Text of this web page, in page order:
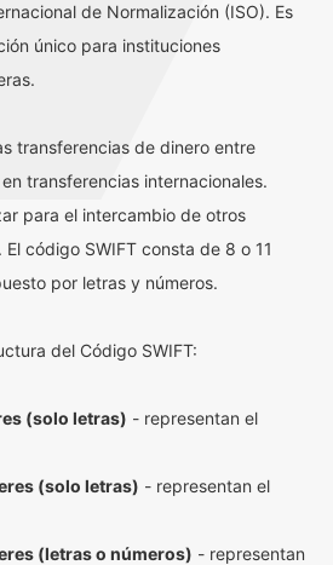
de Normalización (ISO). Es
único para instituciones
transferencias de dinero entre
transferencias internacionales.
para el intercambio de otros
código SWIFT consta de 8 o 11
por letras y números.
del Código SWIFT:
(solo letras) - representan el
(solo letras) - representan el
(letras o números) - representan